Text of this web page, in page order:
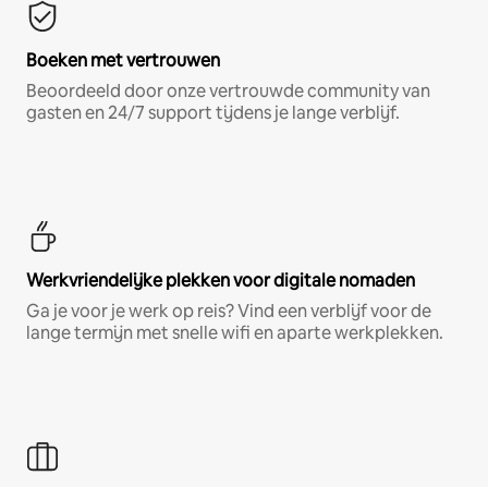
Boeken met vertrouwen
Beoordeeld door onze vertrouwde community van
gasten en 24/7 support tijdens je lange verblijf.
Werkvriendelijke plekken voor digitale nomaden
Ga je voor je werk op reis? Vind een verblijf voor de
lange termijn met snelle wifi en aparte werkplekken.